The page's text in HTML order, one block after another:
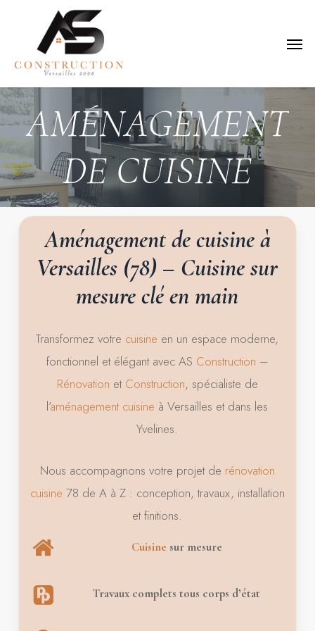
Menu
AMÉNAGEMENT
DECUISINE
Aménagementdecuisineà
Versailles (78) – Cuisine sur
mesure clé en main
Transformez votre cuisine en un espace moderne,
fonctionnel et élégant avec AS Construction –
Rénovation et Construction, spécialiste de
l’aménagement cuisine à Versailles et dans les
Yvelines.
Nous accompagnons votre projet de rénovation
cuisine 78 de A à Z : conception, travaux, installation
et finitions.
Cuisine sur mesure
Travaux complets tous corps d’état